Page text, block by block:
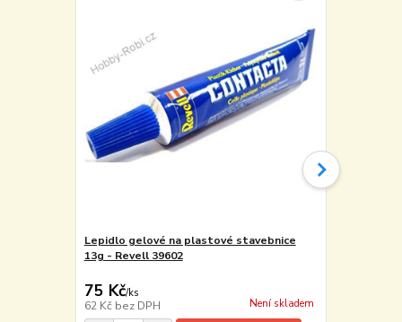
Lepidlo gelové na plastové stavebnice
13g - Revell 39602
75 Kč/ks
62 Kč bez DPH Není skladem